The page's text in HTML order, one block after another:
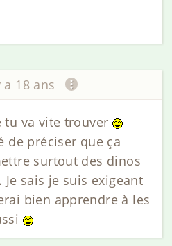
a 18 ans
tu va vite trouver
de préciser que ça
surtout des dinos
Je sais je suis exigeant
bien apprendre à les